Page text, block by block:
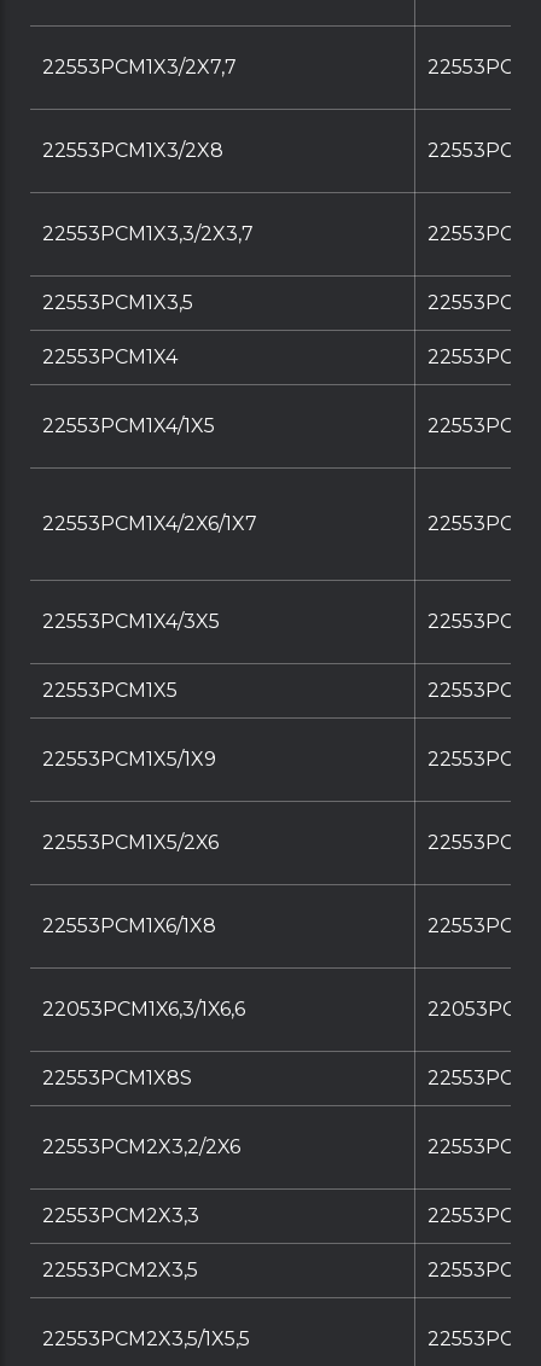
22553PCM1X3/2X7,7
22553PCM1X3/2X8
22553PCM1X3,3/2X3,7
22553PCM1X3,5
22553PCM1X4
22553PCM1X4/1X5
22553PCM1X4/2X6/1X7
22553PCM1X4/3X5
22553PCM1X5
22553PCM1X5/1X9
22553PCM1X5/2X6
22553PCM1X6/1X8
22053PCM1X6,3/1X6,6
22553PCM1X8S
22553PCM2X3,2/2X6
22553PCM2X3,3
22553PCM2X3,5
22553PCM2X3,5/1X5,5